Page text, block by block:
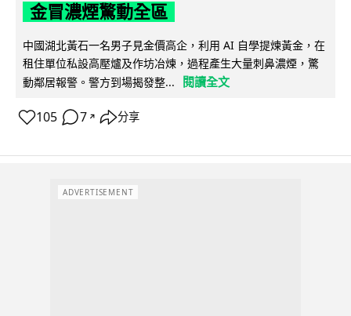
金冒濃煙驚動全區
中國湖北黃石一名男子見金價高企，利用 AI 自學提煉黃金，在
租住單位私設高壓爐及作坊冶煉，過程產生大量刺鼻濃煙，驚
動鄰居報警。警方到場揭發整...
閱讀全文
105 7 ↗ 分享
ADVERTISEMENT